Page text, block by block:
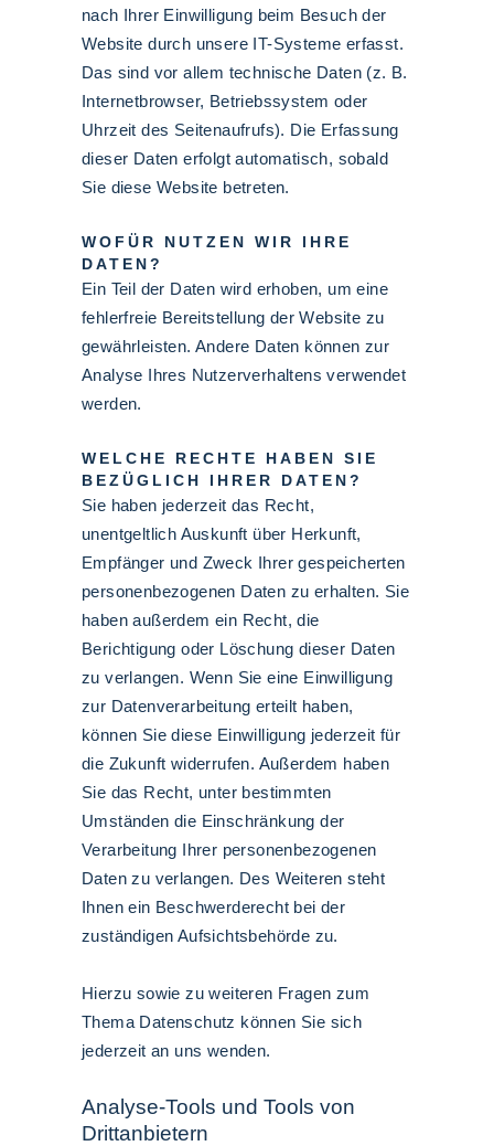
nach Ihrer Einwilligung beim Besuch der
Website durch unsere IT-Systeme erfasst.
Das sind vor allem technische Daten (z. B.
Internetbrowser, Betriebssystem oder
Uhrzeit des Seitenaufrufs). Die Erfassung
dieser Daten erfolgt automatisch, sobald
Sie diese Website betreten.
WOFÜR NUTZEN WIR IHRE
DATEN?
Ein Teil der Daten wird erhoben, um eine
fehlerfreie Bereitstellung der Website zu
gewährleisten. Andere Daten können zur
Analyse Ihres Nutzerverhaltens verwendet
werden.
WELCHE RECHTE HABEN SIE
BEZÜGLICH IHRER DATEN?
Sie haben jederzeit das Recht,
unentgeltlich Auskunft über Herkunft,
Empfänger und Zweck Ihrer gespeicherten
personenbezogenen Daten zu erhalten. Sie
haben außerdem ein Recht, die
Berichtigung oder Löschung dieser Daten
zu verlangen. Wenn Sie eine Einwilligung
zur Datenverarbeitung erteilt haben,
können Sie diese Einwilligung jederzeit für
die Zukunft widerrufen. Außerdem haben
Sie das Recht, unter bestimmten
Umständen die Einschränkung der
Verarbeitung Ihrer personenbezogenen
Daten zu verlangen. Des Weiteren steht
Ihnen ein Beschwerderecht bei der
zuständigen Aufsichtsbehörde zu.
Hierzu sowie zu weiteren Fragen zum
Thema Datenschutz können Sie sich
jederzeit an uns wenden.
Analyse-Tools und Tools von
Drittanbietern